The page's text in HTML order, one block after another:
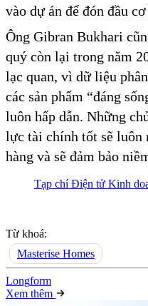
vào dự án để đón đầu
Ông Gibran Bukhari
quý còn lại trong năm
lạc quan, vì dữ liệu
các sản phẩm “đáng
luôn hấp dẫn. Những
lực tài chính tốt sẽ luôn
hàng và sẽ đảm bảo
Tạp chí Điện tử Kinh
Từ khoá:
Masterise Homes
Longform
Xem thêm